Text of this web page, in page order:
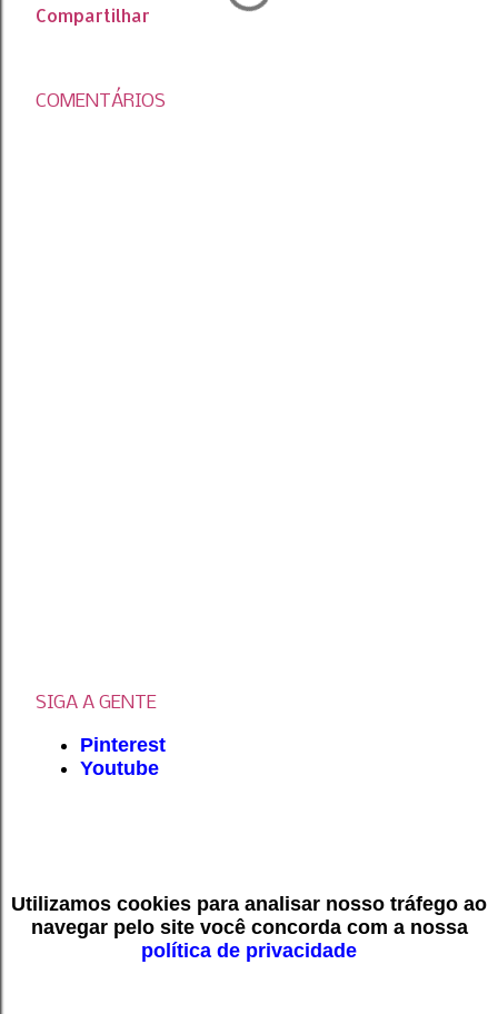
Compartilhar
COMENTÁRIOS
SIGA A GENTE
Pinterest
Youtube
Utilizamos cookies para analisar nosso tráfego ao
navegar pelo site você concorda com a nossa
política de privacidade